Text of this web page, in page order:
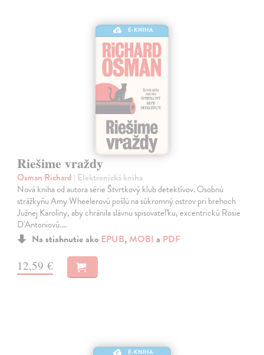
E-KNIHA
Riešime vraždy
Osman Richard | Elektronická kniha
Nová kniha od autora série Štvrtkový klub detektívov. Osobnú
strážkyňu Amy Wheelerovú pošlú na súkromný ostrov pri brehoch
Južnej Karolíny, aby chránila slávnu spisovateľku, excentrickú Rosie
D'Antoniovú.…
Na stiahnutie ako EPUB, MOBI a PDF
12,59 €
E-KNIHA